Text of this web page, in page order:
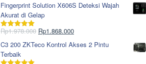
Fingerprint Solution X606S Deteksi Wajah
Akurat di Gelap
Dinilai5.00
Rp1.978.000 Harga
aslinya
adalah:
Rp1.868.000Harga
saat
ini
C3 200 ZKTeco Kontrol Akses 2 Pintu
Terbaik